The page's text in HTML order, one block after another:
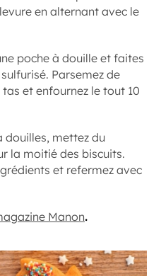
en alternant avec le
poche à douille et faites
Parsemez de
et enfournez le tout 10
douilles, mettez du
la moitié des biscuits.
et refermez avec
Manon.